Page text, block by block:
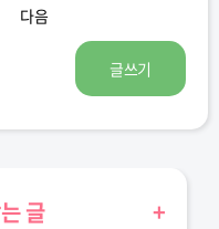
다음
글쓰기
글 +